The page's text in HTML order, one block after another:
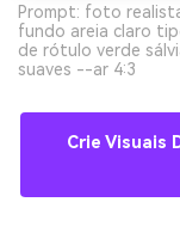
Prompt: foto
fundo areia claro
de rótulo verde
suaves --ar 4:3
Crie Visuais